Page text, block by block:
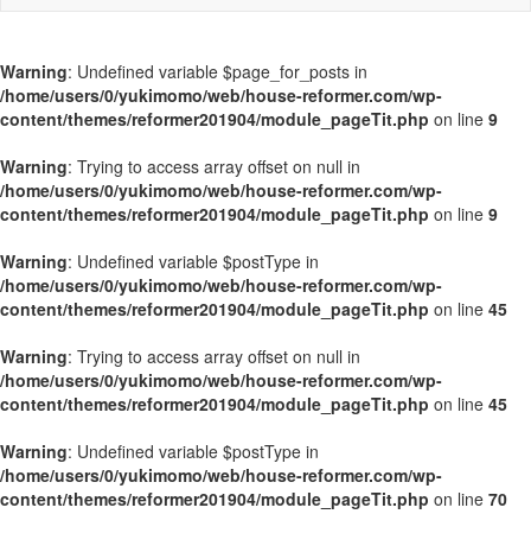
Warning: Undefined variable $page_for_posts in
/home/users/0/yukimomo/web/house-reformer.com/wp-
content/themes/reformer201904/module_pageTit.php on line 9
Warning: Trying to access array offset on null in
/home/users/0/yukimomo/web/house-reformer.com/wp-
content/themes/reformer201904/module_pageTit.php on line 9
Warning: Undefined variable $postType in
/home/users/0/yukimomo/web/house-reformer.com/wp-
content/themes/reformer201904/module_pageTit.php on line 45
Warning: Trying to access array offset on null in
/home/users/0/yukimomo/web/house-reformer.com/wp-
content/themes/reformer201904/module_pageTit.php on line 45
Warning: Undefined variable $postType in
/home/users/0/yukimomo/web/house-reformer.com/wp-
content/themes/reformer201904/module_pageTit.php on line 70